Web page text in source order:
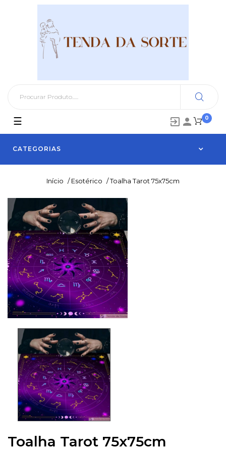
0
 
CATEGORIAS
Toggle
navigation
☰
Início / Esotérico /Toalha Tarot 75x75cm
Toalha Tarot 75x75cm